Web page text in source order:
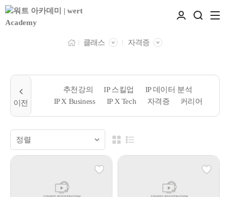
클래스 자격증
추천강의 IP 스킬업
IP 데이터 분석
IP X Business
IP X Tech 자격증 커리어